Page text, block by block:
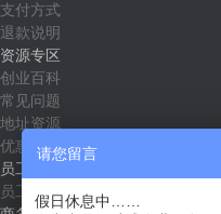
支付方式
退款说明
资源专区
创业百科
常见问题
地址资源
优惠套餐
员工社区
员工入口
请您留言
假日休息中……